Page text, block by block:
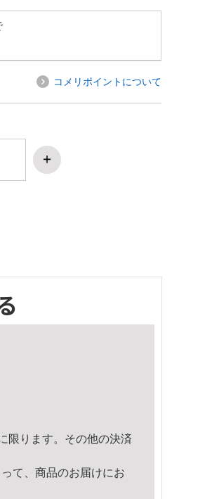
コメリポイントについて
限ります。その他の決済
て、商品のお届けにお